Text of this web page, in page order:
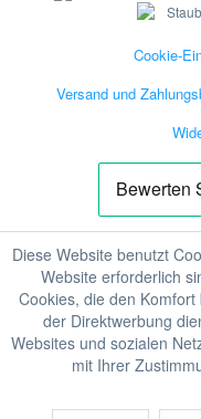
Cookie-
Versand und
Diese Website benutzt
Website erforderlich
Cookies, die den
der Direktwerbung
Websites und sozialen
mit Ihrer